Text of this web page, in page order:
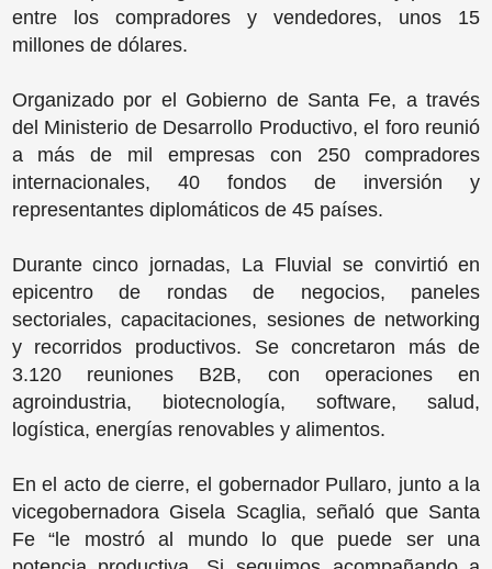
entre los compradores y vendedores, unos 15
millones de dólares.
Organizado por el Gobierno de Santa Fe, a través
del Ministerio de Desarrollo Productivo, el foro reunió
a más de mil empresas con 250 compradores
internacionales, 40 fondos de inversión y
representantes diplomáticos de 45 países.
Durante cinco jornadas, La Fluvial se convirtió en
epicentro de rondas de negocios, paneles
sectoriales, capacitaciones, sesiones de networking
y recorridos productivos. Se concretaron más de
3.120 reuniones B2B, con operaciones en
agroindustria, biotecnología, software, salud,
logística, energías renovables y alimentos.
En el acto de cierre, el gobernador Pullaro, junto a la
vicegobernadora Gisela Scaglia, señaló que Santa
Fe “le mostró al mundo lo que puede ser una